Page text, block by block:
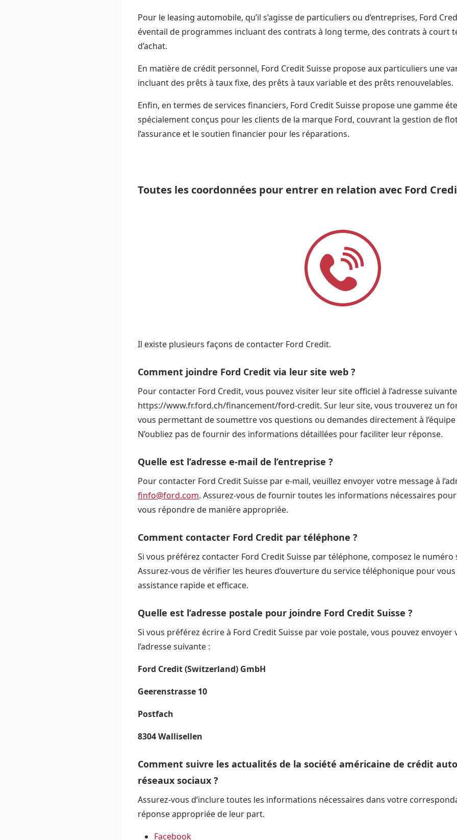
Pour le leasing automobile, qu’il s’agisse de particuliers ou d’entreprises, Ford
éventail de programmes incluant des contrats à long terme, des contrats à court
d’achat.
En matière de crédit personnel, Ford Credit Suisse propose aux particuliers une
incluant des prêts à taux fixe, des prêts à taux variable et des prêts renouvelables.
Enfin, en termes de services financiers, Ford Credit Suisse propose une gamme
spécialement conçus pour les clients de la marque Ford, couvrant la gestion de
l’assurance et le soutien financier pour les réparations.
Toutes les coordonnées pour entrer en relation avec Ford
Il existe plusieurs façons de contacter Ford Credit.
Comment joindre Ford Credit via leur site web ?
Pour contacter Ford Credit, vous pouvez visiter leur site officiel à l’adresse
https://www.fr.ford.ch/financement/ford-credit. Sur leur site, vous trouverez un
vous permettant de soumettre vos questions ou demandes directement à l’équipe
N’oubliez pas de fournir des informations détaillées pour faciliter leur réponse.
Quelle est l’adresse e-mail de l’entreprise ?
Pour contacter Ford Credit Suisse par e-mail, veuillez envoyer votre message à
finfo@ford.com. Assurez-vous de fournir toutes les informations nécessaires pour
vous répondre de manière appropriée.
Comment contacter Ford Credit par téléphone ?
Si vous préférez contacter Ford Credit Suisse par téléphone, composez le
Assurez-vous de vérifier les heures d’ouverture du service téléphonique pour
assistance rapide et efficace.
Quelle est l’adresse postale pour joindre Ford Credit Suisse ?
Si vous préférez écrire à Ford Credit Suisse par voie postale, vous pouvez
l’adresse suivante :
Ford Credit (Switzerland) GmbH
Geerenstrasse 10
Postfach
8304 Wallisellen
Comment suivre les actualités de la société américaine de crédit
réseaux sociaux ?
Assurez-vous d’inclure toutes les informations nécessaires dans votre
réponse appropriée de leur part.
Facebook